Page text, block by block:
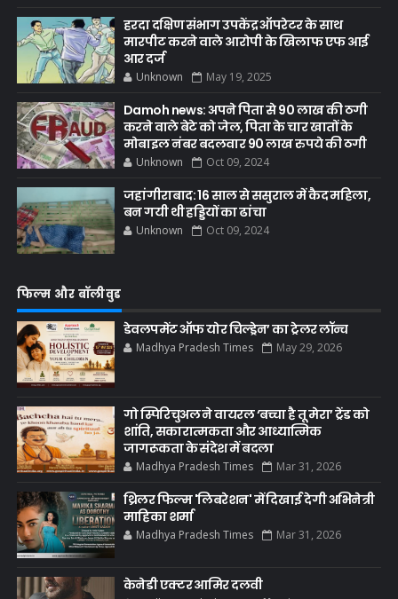
हरदा दक्षिण संभाग उपकेंद्र ऑपरेटर के साथ
मारपीट करने वाले आरोपी के खिलाफ एफ आई
आर दर्ज
Unknown May 19, 2025
Damoh news: अपने पिता से 90 लाख की ठगी
करने वाले बेटे को जेल, पिता के चार खातों के
मोबाइल नंबर बदलवार 90 लाख रुपये की ठगी
Unknown Oct 09, 2024
जहांगीराबाद: 16 साल से ससुराल में कैद महिला,
बन गयी थी हड्डियों का ढांचा
Unknown Oct 09, 2024
फिल्म और बॉलीवुड
डेवलपमेंट ऑफ योर चिल्ड्रेन’ का ट्रेलर लॉन्च
Madhya Pradesh Times May 29, 2026
गो स्पिरिचुअल ने वायरल ‘बच्चा है तू मेरा’ ट्रेंड को
शांति, सकारात्मकता और आध्यात्मिक
जागरूकता के संदेश में बदला
Madhya Pradesh Times Mar 31, 2026
थ्रिलर फिल्म 'लिबरेशन' में दिखाई देगी अभिनेत्री
माहिका शर्मा
Madhya Pradesh Times Mar 31, 2026
केनेडी एक्टर आमिर दलवी